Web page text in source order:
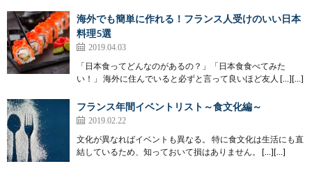
海外でも簡単に作れる！フランス人受けのいい日本
料理5選
2019.04.03
「日本食ってどんなのがあるの？」「日本食食べてみた
い！」 海外に住んでいると必ずと言って良いほど友人 […][…]
フランス年間イベントリスト～食文化編～
2019.02.22
文化が異なればイベントも異なる。 特に食文化は生活にも直
結しているため、知っておいて損はありません。 […][…]